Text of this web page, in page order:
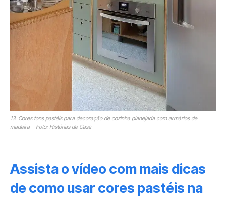
13. Cores tons pastéis para decoração de cozinha planejada com armários de
madeira – Foto: Histórias de Casa
Assista o vídeo com mais dicas
de como usar cores pastéis na